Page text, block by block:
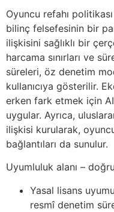
Oyuncu refahı
bilinç felsefesinin bir
ilişkisini sağlıklı bir
harcama sınırları ve
süreleri, öz denetim
kullanıcıya gösterilir.
erken fark etmek için
uygular. Ayrıca,
ilişkisi kurularak,
bağlantıları da sunulur.
Uyumluluk alanı –
Yasal lisans
resmî denetim